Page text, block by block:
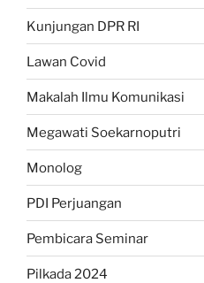
Kunjungan DPR RI
Lawan Covid
Makalah Ilmu Komunikasi
Megawati Soekarnoputri
Monolog
PDI Perjuangan
Pembicara Seminar
Pilkada 2024